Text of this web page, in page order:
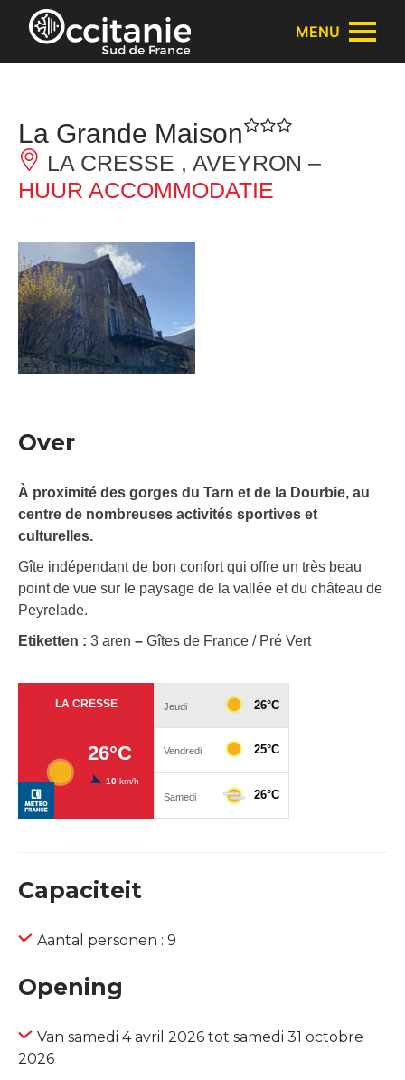
Cookies beheer paneel
MENU
La Grande Maison
LA CRESSE , AVEYRON –
HUUR ACCOMMODATIE
Over
À proximité des gorges du Tarn et de la Dourbie, au
centre de nombreuses activités sportives et
culturelles.
Gîte indépendant de bon confort qui offre un très beau
point de vue sur le paysage de la vallée et du château de
Peyrelade.
Etiketten : 3 aren – Gîtes de France / Pré Vert
Capaciteit
Aantal personen : 9
Opening
Van samedi 4 avril 2026 tot samedi 31 octobre
2026